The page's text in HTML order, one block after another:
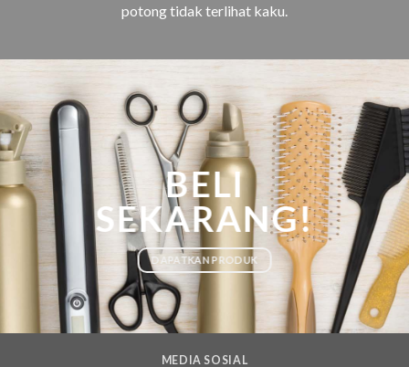
potong tidak terlihat kaku.
BELI
SEKARANG!
DAPATKAN PRODUK
MEDIA SOSIAL